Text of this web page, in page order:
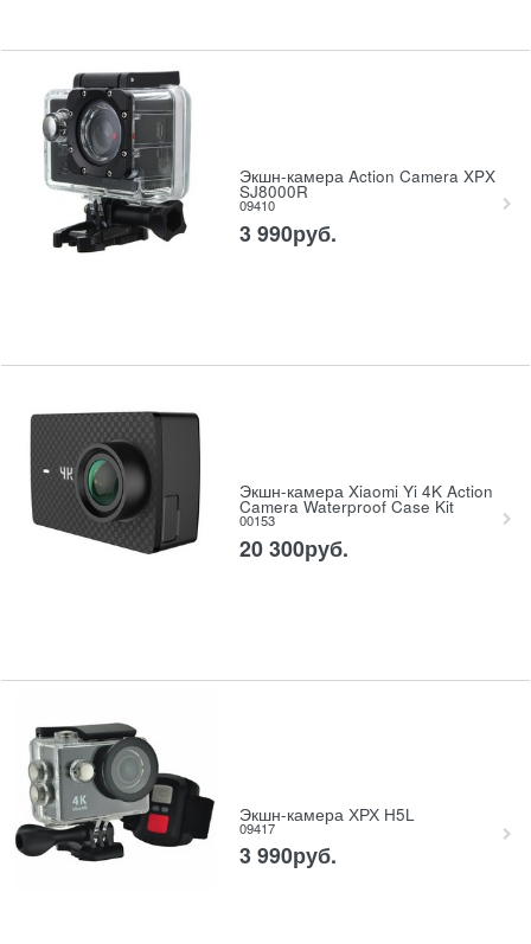
Экшн-камера Action Camera XPX
SJ8000R
09410
3 990руб.
Экшн-камера Xiaomi Yi 4K Action
Camera Waterproof Case Kit
00153
20 300руб.
Экшн-камера ХРХ H5L
09417
3 990руб.